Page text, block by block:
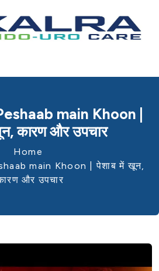
main Khoon |
कारण और उपचार
Home
main Khoon | पेशाब में खून,
और उपचार